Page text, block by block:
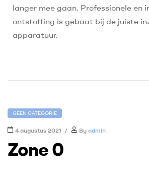
langer mee gaan. Professionele en
ontstoffing is gebaat bij de juiste
apparatuur.
GEEN CATEGORIE
4 augustus 2021 By admin
Zone 0